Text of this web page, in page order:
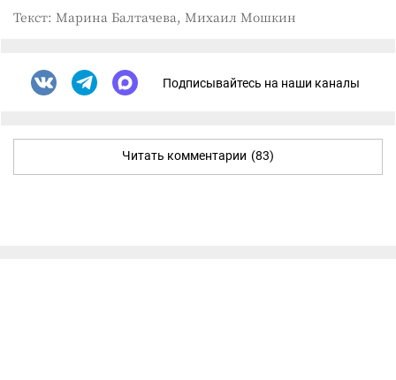
Текст: Марина Балтачева, Михаил Мошкин
Подписывайтесь на наши каналы
Читать комментарии (83)